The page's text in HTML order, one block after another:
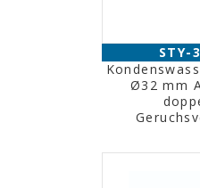
STY-
Ø32 mm